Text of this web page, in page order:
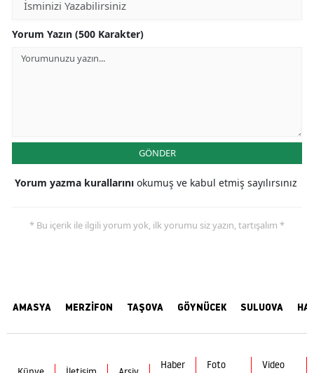
Yorum Yazın (500 Karakter)
GÖNDER
Yorum yazma kurallarını okumuş ve kabul etmiş sayılırsınız
* Bu içerik ile ilgili yorum yok, ilk yorumu siz yazın, tartışalım *
AMASYA MERZİFON TAŞOVA GÖYNÜCEK SULUOVA
Haber
Foto
Video